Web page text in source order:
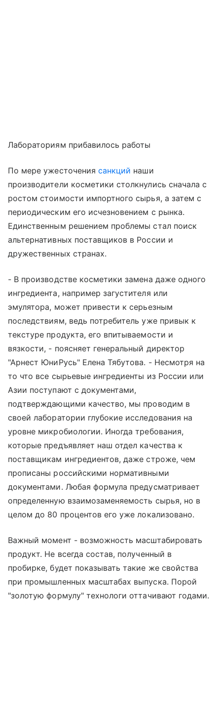
Лабораториям прибавилось работы
По мере ужесточения санкций наши
производители косметики столкнулись сначала с
ростом стоимости импортного сырья, а затем с
периодическим его исчезновением с рынка.
Единственным решением проблемы стал поиск
альтернативных поставщиков в России и
дружественных странах.
- В производстве косметики замена даже одного
ингредиента, например загустителя или
эмулятора, может привести к серьезным
последствиям, ведь потребитель уже привык к
текстуре продукта, его впитываемости и
вязкости, - поясняет генеральный директор
"Арнест ЮниРусь" Елена Тябутова. - Несмотря на
то что все сырьевые ингредиенты из России или
Азии поступают с документами,
подтверждающими качество, мы проводим в
своей лаборатории глубокие исследования на
уровне микробиологии. Иногда требования,
которые предъявляет наш отдел качества к
поставщикам ингредиентов, даже строже, чем
прописаны российскими нормативными
документами. Любая формула предусматривает
определенную взаимозаменяемость сырья, но в
целом до 80 процентов его уже локализовано.
Важный момент - возможность масштабировать
продукт. Не всегда состав, полученный в
пробирке, будет показывать такие же свойства
при промышленных масштабах выпуска. Порой
"золотую формулу" технологи оттачивают годами.